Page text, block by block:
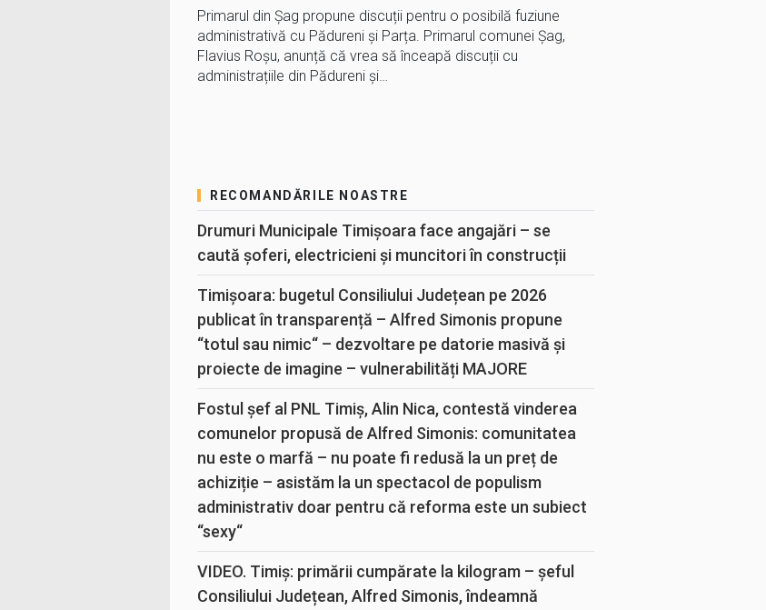
Primarul din Șag propune discuții pentru o posibilă fuziune
administrativă cu Pădureni și Parța. Primarul comunei Șag,
Flavius Roșu, anunță că vrea să înceapă discuții cu
administrațiile din Pădureni și…
RECOMANDĂRILE NOASTRE
Drumuri Municipale Timișoara face angajări – se
caută șoferi, electricieni și muncitori în construcții
Timișoara: bugetul Consiliului Județean pe 2026
publicat în transparență – Alfred Simonis propune
“totul sau nimic“ – dezvoltare pe datorie masivă și
proiecte de imagine – vulnerabilități MAJORE
Fostul șef al PNL Timiș, Alin Nica, contestă vinderea
comunelor propusă de Alfred Simonis: comunitatea
nu este o marfă – nu poate fi redusă la un preț de
achiziție – asistăm la un spectacol de populism
administrativ doar pentru că reforma este un subiect
“sexy“
VIDEO. Timiș: primării cumpărate la kilogram – șeful
Consiliului Județean, Alfred Simonis, îndeamnă